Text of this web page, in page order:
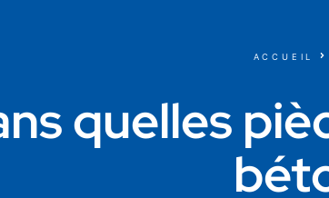
ACCUEIL
quelles